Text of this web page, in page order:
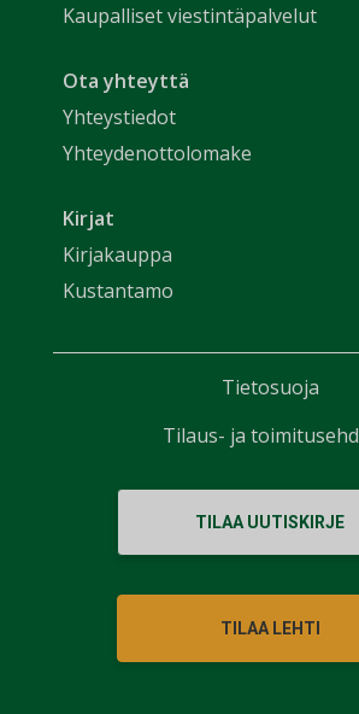
Kaupalliset viestintäpalvelut
Ota yhteyttä
Yhteystiedot
Yhteydenottolomake
Kirjat
Kirjakauppa
Kustantamo
TILAA UUTISKIRJE
TILAA LEHTI
Tietosuoja
Tilaus- ja